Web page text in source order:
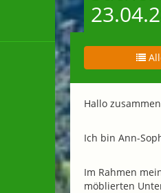
Hallo
Ich bin Ann-
Im Rahmen
möblierten